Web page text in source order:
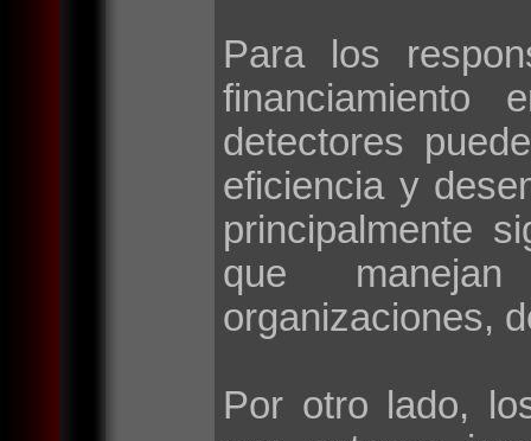
Para los
financiamiento
detectores
eficiencia y
principalmente
que
organizaciones,
Por otro lado,